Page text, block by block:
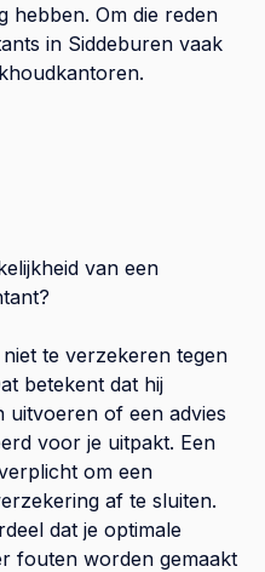
hebben. Om die reden
in Siddeburen vaak
van een
te verzekeren tegen
betekent dat hij
of een advies
voor je uitpakt. Een
om een
af te sluiten.
dat je optimale
fouten worden gemaakt